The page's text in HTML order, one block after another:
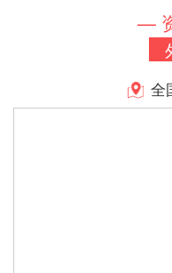
—
全